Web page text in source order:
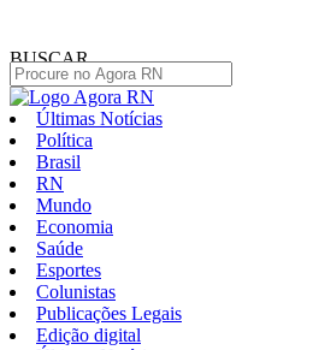
BUSCAR
Últimas Notícias
Política
Brasil
RN
Mundo
Economia
Saúde
Esportes
Colunistas
Publicações Legais
Edição digital